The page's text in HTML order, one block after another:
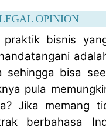
OPINION
bisnis
bisa
pula
Jika memang
berbahasa